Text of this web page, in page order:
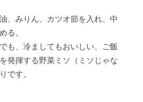
、みりん、カツオ節を入れ、中
る。
も、冷ましてもおいしい、ご飯
発揮する野菜ミソ（ミソじゃな
です。